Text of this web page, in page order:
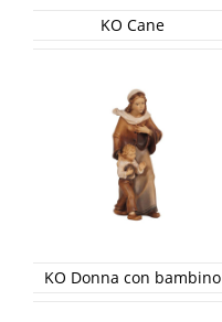
KO Cane
KO Donna con bambino